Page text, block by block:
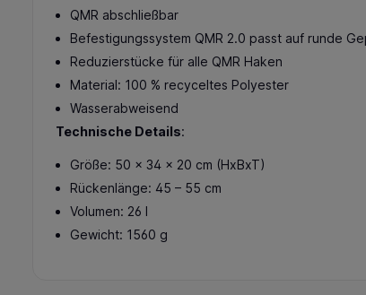
QMR abschließbar
Befestigungssystem QMR 2.0 passt auf runde
Reduzierstücke für alle QMR Haken
Material: 100 % recyceltes Polyester
Wasserabweisend
Technische Details:
Größe: 50 x 34 x 20 cm (HxBxT)
Rückenlänge: 45 – 55 cm
Volumen: 26 l
Gewicht: 1560 g